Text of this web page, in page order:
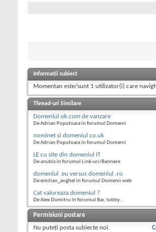
Informații subiect
Momentan este/sunt 1 utilizator(i) care
Thread-uri Similare
Domeniul ok.com de vanzare
De Adrian Poputoaia în forumul Domenii
nominet si domeniul co.uk
De Adrian Poputoaia în forumul Domenii
LE cu site din domeniul IT
De anubis în forumul Link-uri/Bannere
domeniul .eu versus domeniul .ro
De emilian_anghel în forumul Domenii web
Cat valoreaza domeniul ?
De Alex Dumitru în forumul Bar, lobby...
Permisiuni postare
Nu puteţi posta subiecte noi.